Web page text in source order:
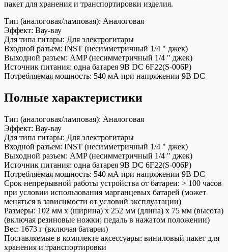
пакет для хранения и транспортировки изделия.
Тип (аналоговая/ламповая): Аналоговая
Эффект: Вау-вау
Для типа гитары: Для электрогитары
Входной разъем: INST (несимметричный 1/4 " джек)
Выходной разъем: AMP (несимметричный 1/4 " джек)
Источник питания: одна батарея 9В DC 6F22(S-006P)
Потребляемая мощность: 540 мА при напряжении 9В DC
Полные характеристики
Тип (аналоговая/ламповая): Аналоговая
Эффект: Вау-вау
Для типа гитары: Для электрогитары
Входной разъем: INST (несимметричный 1/4 " джек)
Выходной разъем: AMP (несимметричный 1/4 " джек)
Источник питания: одна батарея 9В DC 6F22(S-006P)
Потребляемая мощность: 540 мА при напряжении 9В DC
Срок непрерывной работы устройства от батареи: > 100 часов
при условии использования марганцевых батарей (может
меняться в зависимости от условий эксплуатации)
Размеры: 102 мм х (ширина) х 252 мм (длина) х 75 мм (высота)
(включая резиновые ножки; педаль в нажатом положении)
Вес: 1673 г (включая батареи)
Поставляемые в комплекте аксессуары: виниловый пакет для
хранения и транспортировки